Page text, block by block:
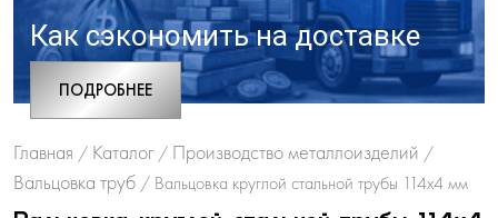
Как сэкономить на доставке
ПОДРОБНЕЕ
Главная / Каталог / Производство металлоизделий /
Вальцовка труб / Вальцовка круглой стальной трубы 114х4 мм